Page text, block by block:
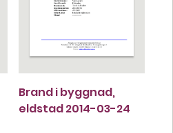
Brand i byggnad,
eldstad 2014-03-24